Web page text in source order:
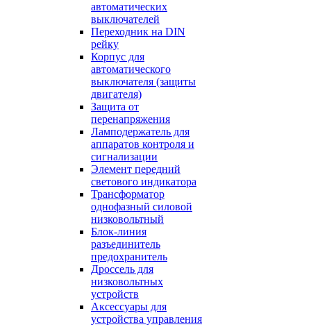
автоматических
выключателей
Переходник на DIN
рейку
Корпус для
автоматического
выключателя (защиты
двигателя)
Защита от
перенапряжения
Ламподержатель для
аппаратов контроля и
сигнализации
Элемент передний
светового индикатора
Трансформатор
однофазный силовой
низковольтный
Блок-линия
разъединитель
предохранитель
Дроссель для
низковольтных
устройств
Аксессуары для
устройства управления